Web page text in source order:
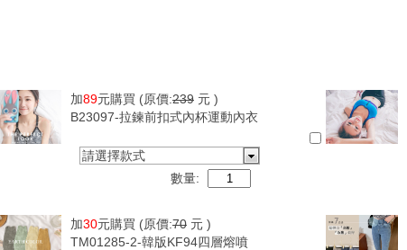
加89元購買 (原價:239 元 )
B23097-拉鍊前扣式內杯運動內衣
請選擇款式
數量:
加30元購買 (原價:70 元 )
TM01285-2-韓版KF94四層熔噴